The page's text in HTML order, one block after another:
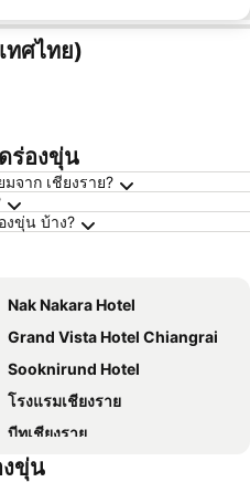
ทศไทย)
ร่องขุ่น
จาก เชียงราย?
งขุ่น บ้าง?
Nak Nakara Hotel
Grand Vista Hotel Chiangrai
Sooknirund Hotel
โรงแรมเชียงราย
บีทูเชียงราย
Work Den
งขุ่น